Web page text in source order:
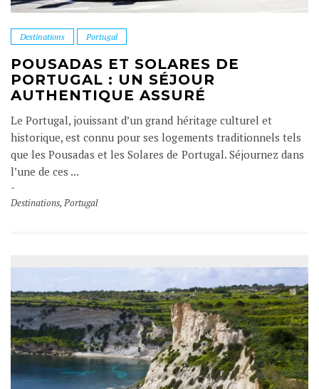
Destinations Portugal
POUSADAS ET SOLARES DE
PORTUGAL : UN SÉJOUR
AUTHENTIQUE ASSURÉ
Le Portugal, jouissant d’un grand héritage culturel et
historique, est connu pour ses logements traditionnels tels
que les Pousadas et les Solares de Portugal. Séjournez dans
l’une de ces ...
Destinations,Portugal